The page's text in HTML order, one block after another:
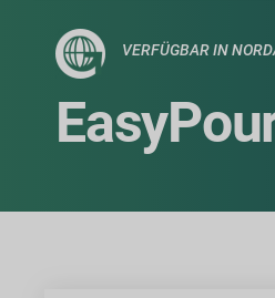
VERFÜGBAR IN